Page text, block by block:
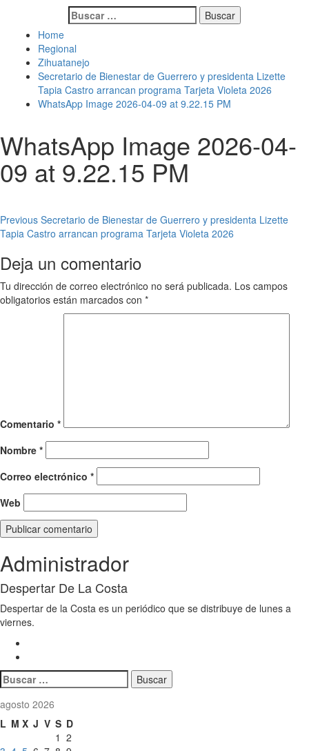
Buscar:
Home
Regional
Zihuatanejo
Secretario de Bienestar de Guerrero y presidenta Lizette
Tapia Castro arrancan programa Tarjeta Violeta 2026
WhatsApp Image 2026-04-09 at 9.22.15 PM
WhatsApp Image 2026-04-
09 at 9.22.15 PM
Post
navigation
Previous Secretario de Bienestar de Guerrero y presidenta Lizette
Tapia Castro arrancan programa Tarjeta Violeta 2026
Deja un comentario
Tu dirección de correo electrónico no será publicada. Los campos
obligatorios están marcados con *
Comentario *
Nombre *
Correo electrónico *
Web
Administrador
Despertar De La Costa
Despertar de la Costa es un periódico que se distribuye de lunes a
viernes.
Buscar:
agosto 2026
L M X J V S D
1 2